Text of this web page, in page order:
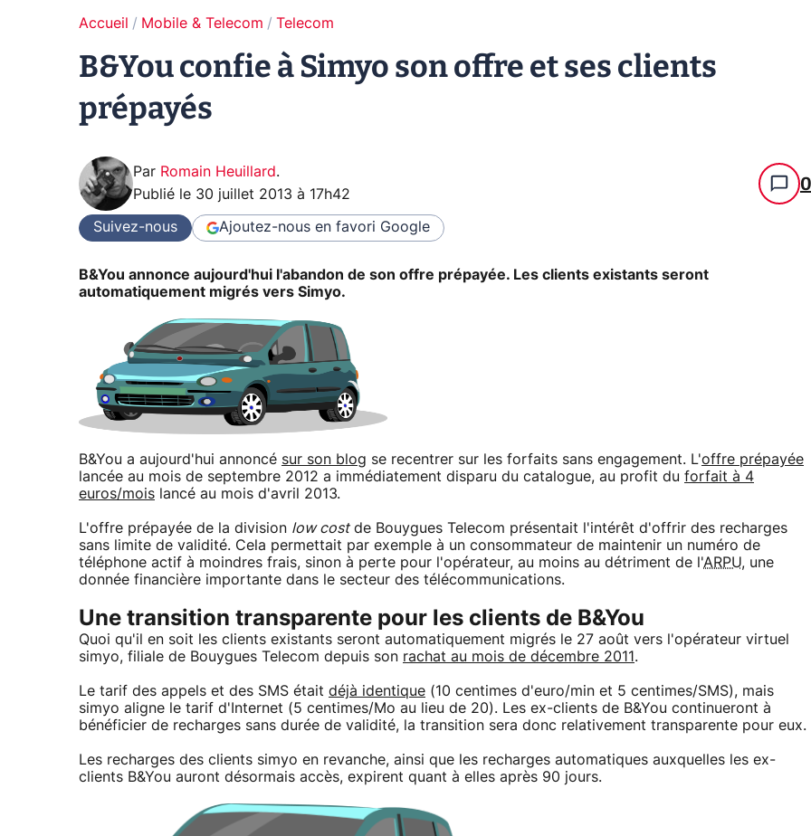
Accueil Mobile & Telecom Telecom
B&You confie à Simyo son offre et ses clients
prépayés
Par Romain Heuillard.
Publié le 30 juillet 2013 à 17h42 0
Suivez-nous Ajoutez-nous en favori Google
B&You annonce aujourd'hui l'abandon de son offre prépayée. Les clients existants seront
automatiquement migrés vers Simyo.
B&You a aujourd'hui annoncé sur son blog se recentrer sur les forfaits sans engagement. L'offre prépayée
lancée au mois de septembre 2012 a immédiatement disparu du catalogue, au profit du forfait à 4
euros/mois lancé au mois d'avril 2013.
L'offre prépayée de la division low costde Bouygues Telecom présentait l'intérêt d'offrir des recharges
sans limite de validité. Cela permettait par exemple à un consommateur de maintenir un numéro de
téléphone actif à moindres frais, sinon à perte pour l'opérateur, au moins au détriment de l'ARPU, une
donnée financière importante dans le secteur des télécommunications.
Une transition transparente pour les clients de B&You
Quoi qu'il en soit les clients existants seront automatiquement migrés le 27 août vers l'opérateur virtuel
simyo, filiale de Bouygues Telecom depuis son rachat au mois de décembre 2011 .
Le tarif des appels et des SMS était déjà identique (10 centimes d'euro/min et 5 centimes/SMS), mais
simyo aligne le tarif d'Internet (5 centimes/Mo au lieu de 20). Les ex-clients de B&You continueront à
bénéficier de recharges sans durée de validité, la transition sera donc relativement transparente pour eux.
Les recharges des clients simyo en revanche, ainsi que les recharges automatiques auxquelles les ex-
clients B&You auront désormais accès, expirent quant à elles après 90 jours.